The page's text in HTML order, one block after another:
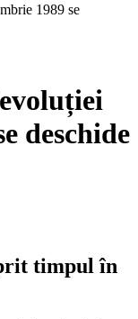
1989 se
deschide
timpul în